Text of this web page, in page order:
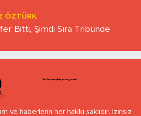
ÖZTÜRK
Bitti, Şimdi Sıra Tribünde
ve haberlerin her hakkı saklıdır. İzinsiz